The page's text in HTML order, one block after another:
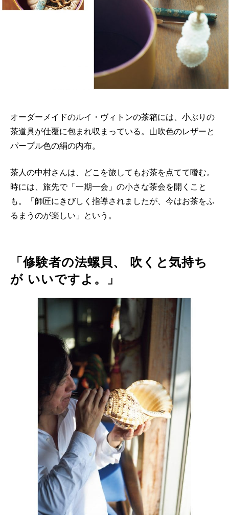
オーダーメイドのルイ・ヴィトンの茶箱には、小ぶりの
茶道具が仕覆に包まれ収まっている。山吹色のレザーと
パープル色の絹の内布。
茶人の中村さんは、どこを旅してもお茶を点てて嗜む。
時には、旅先で「一期一会」の小さな茶会を開くこと
も。「師匠にきびしく指導されましたが、今はお茶をふ
るまうのが楽しい」という。
「修験者の法螺貝、 吹くと気持ち
が いいですよ。」